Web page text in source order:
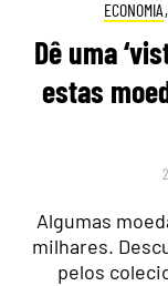
ECONOMIA,
Dê uma
estas
Algumas
milhares.
pelos